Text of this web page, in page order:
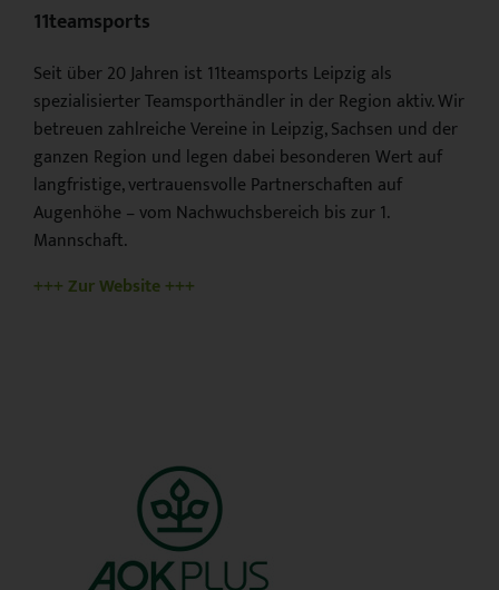
11teamsports
Seit über 20 Jahren ist 11teamsports Leipzig als
spezialisierter Teamsporthändler in der Region aktiv. Wir
betreuen zahlreiche Vereine in Leipzig, Sachsen und der
ganzen Region und legen dabei besonderen Wert auf
langfristige, vertrauensvolle Partnerschaften auf
Augenhöhe – vom Nachwuchsbereich bis zur 1.
Mannschaft.
+++ Zur Website +++